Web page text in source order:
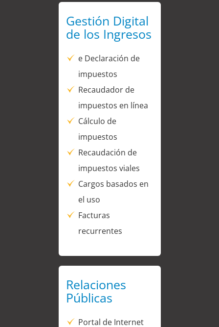
Gestión Digital
de los Ingresos
e Declaración de
impuestos
Recaudador de
impuestos en línea
Cálculo de
impuestos
Recaudación de
impuestos viales
Cargos basados en
el uso
Facturas
recurrentes
Relaciones
Públicas
Portal de Internet